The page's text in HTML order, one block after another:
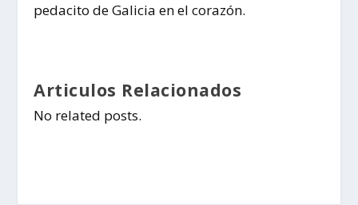
pedacito de Galicia en el corazón.
Articulos Relacionados
No related posts.